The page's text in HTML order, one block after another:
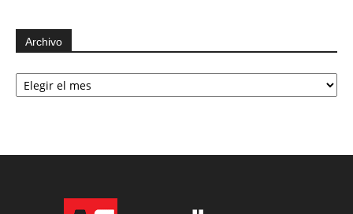
Archivo
Archivo